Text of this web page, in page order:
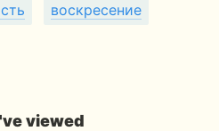
воскресение
viewed